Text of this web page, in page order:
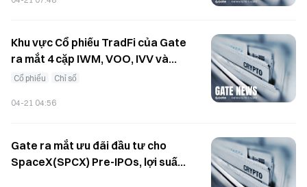
Khu vực Cổ phiếu TradFi của Gate
ra mắt 4 cặp IWM, VOO, IVV và
XPENG, hỗ trợ đòn bẩy cố định 4x
Cổ phiếu Chỉ số
04-21 04:56
Gate ra mắt ưu đãi đầu tư cho
SpaceX(SPCX) Pre-IPOs, lợi suất